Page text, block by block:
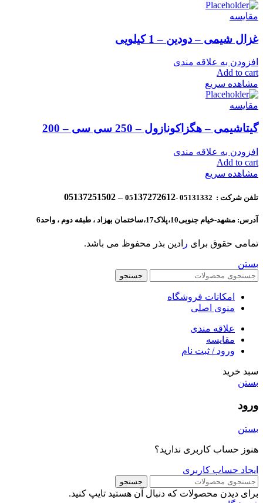
مقایسه
غزال شیمی – دودین – 1 کیلویی
افزودن به علاقه مندی
Add to cart
مشاهده سریع
مقایسه
گیتاشیمی – هگزاکونازول – 250 سی سی – 200
افزودن به علاقه مندی
Add to cart
مشاهده سریع
تلفن شرکت : 05131332 -05 137272612 – 05137251502
آدرس: مشهد-خیام جنوبی10،پلاک17،ساختمان بهزاد ، طبقه دوم ، واحد6
تمامی حقوق برای ر ادین بذر محفوظ می باشد.
بستن
جستجو
امکانات فروشگاه
منوی اصلی
علاقه مندی
مقایسه
ورود / ثبت نام
سبد خرید
بستن
ورود
بستن
هنوز حساب کاربری ندارید؟
ایجاد حساب کاربری
جستجو
برای دیدن محصولات که دنبال آن هستید تایپ کنید.